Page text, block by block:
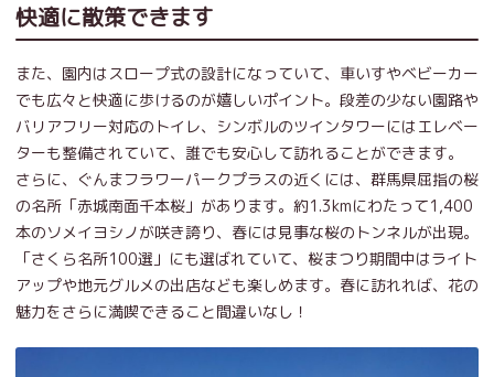
快適に散策できます
また、園内はスロープ式の設計になっていて、車いすやベビーカー
でも広々と快適に歩けるのが嬉しいポイント。段差の少ない園路や
バリアフリー対応のトイレ、シンボルのツインタワーにはエレベー
ターも整備されていて、誰でも安心して訪れることができます。
さらに、ぐんまフラワーパークプラスの近くには、群馬県屈指の桜
の名所「赤城南面千本桜」があります。約1.3kmにわたって1,400
本のソメイヨシノが咲き誇り、春には見事な桜のトンネルが出現。
「さくら名所100選」にも選ばれていて、桜まつり期間中はライト
アップや地元グルメの出店なども楽しめます。春に訪れれば、花の
魅力をさらに満喫できること間違いなし！